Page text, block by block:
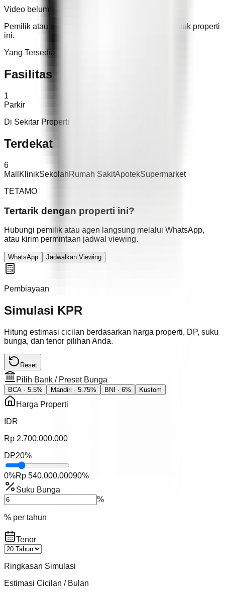
Video belum tersedia
Pemilik atau agen belum menambahkan video untuk properti
ini.
Yang Tersedia
Fasilitas
1
Parkir
Di Sekitar Properti
Terdekat
6
Mall
KlinikSekolahRumah SakitApotekSupermarket
TETAMO
Tertarik dengan properti ini?
Hubungi pemilik atau agen langsung melalui WhatsApp,
atau kirim permintaan jadwal viewing.
WhatsApp Jadwalkan Viewing
Pembiayaan
Simulasi KPR
Hitung estimasi cicilan berdasarkan harga properti, DP, suku
bunga, dan tenor pilihan Anda.
Reset
Pilih Bank / Preset Bunga
BCA · 5.5% Mandiri · 5.75% BNI · 6% Kustom
Harga Properti
IDR
Rp 2.700.000.000
DP20%
0%Rp 540.000.00090%
Suku Bunga
%
% per tahun
Tenor
Ringkasan Simulasi
Estimasi Cicilan / Bulan